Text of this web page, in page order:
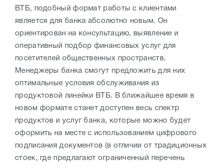
ВТБ, подобный формат работы с клиентами
является для банка абсолютно новым. Он
ориентирован на консультацию, выявление и
оперативный подбор финансовых услуг для
посетителей общественных пространств.
Менеджеры банка смогут предложить для них
оптимальные условия обслуживания из
продуктовой линейки ВТБ. В ближайшее время в
новом формате станет доступен весь спектр
продуктов и услуг банка, которые можно будет
оформить на месте с использованием цифрового
подписания документов (в отличии от традиционных
стоек, где предлагают ограниченный перечень